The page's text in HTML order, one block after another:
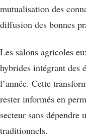
mutualisation des
diffusion des bonnes
Les salons agricoles
hybrides intégrant des
l’année. Cette
rester informés en
secteur sans dépendre
traditionnels.